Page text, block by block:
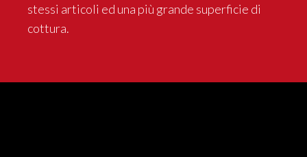
stessi articoli ed una più grande superficie di
cottura.